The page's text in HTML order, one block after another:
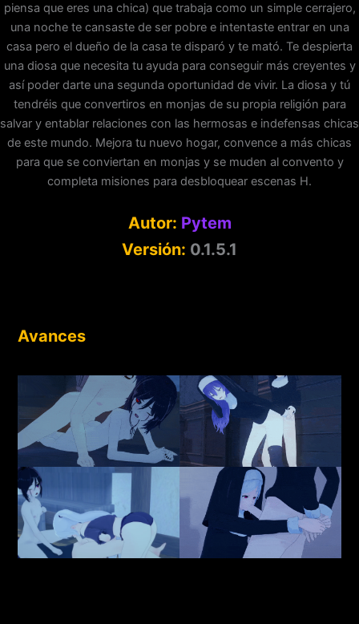
piensa que eres una chica) que trabaja como un simple cerrajero,
una noche te cansaste de ser pobre e intentaste entrar en una
casa pero el dueño de la casa te disparó y te mató. Te despierta
una diosa que necesita tu ayuda para conseguir más creyentes y
así poder darte una segunda oportunidad de vivir. La diosa y tú
tendréis que convertiros en monjas de su propia religión para
salvar y entablar relaciones con las hermosas e indefensas chicas
de este mundo. Mejora tu nuevo hogar, convence a más chicas
para que se conviertan en monjas y se muden al convento y
completa misiones para desbloquear escenas H.
Autor: Pytem
Versión: 0.1.5.1
Avances